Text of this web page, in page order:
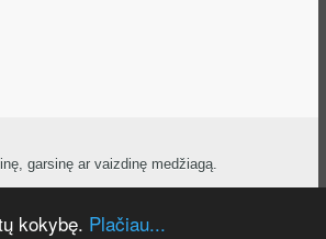
kokybę. Plačiau...
garsinę ar vaizdinę medžiagą.